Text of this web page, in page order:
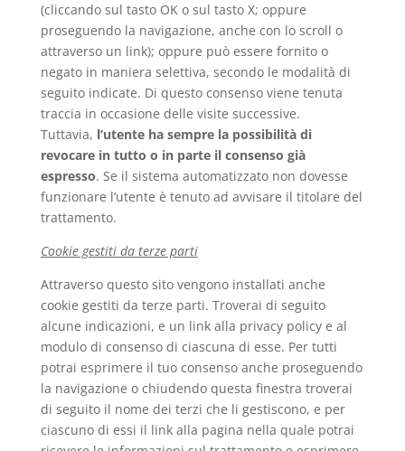
(cliccando sul tasto OK o sul tasto X; oppure
proseguendo la navigazione, anche con lo scroll o
attraverso un link); oppure può essere fornito o
negato in maniera selettiva, secondo le modalità di
seguito indicate. Di questo consenso viene tenuta
traccia in occasione delle visite successive.
Tuttavia, l’utente ha sempre la possibilità di
revocare in tutto o in parte il consenso già
espresso. Se il sistema automatizzato non dovesse
funzionare l’utente è tenuto ad avvisare il titolare del
trattamento.
Cookie gestiti da terze parti
Attraverso questo sito vengono installati anche
cookie gestiti da terze parti. Troverai di seguito
alcune indicazioni, e un link alla privacy policy e al
modulo di consenso di ciascuna di esse. Per tutti
potrai esprimere il tuo consenso anche proseguendo
la navigazione o chiudendo questa finestra troverai
di seguito il nome dei terzi che li gestiscono, e per
ciascuno di essi il link alla pagina nella quale potrai